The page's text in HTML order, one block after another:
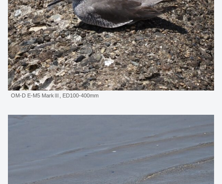
OM-D E-M5 MarkⅢ, ED100-400mm